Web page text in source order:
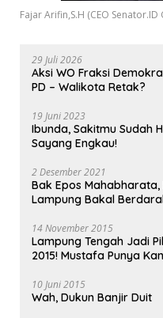
Fajar Arifin,S.H (CEO Senator.ID
29 Juli 2026
Aksi WO Fraksi
PD – Walikota Retak?
19 Juni 2023
Ibunda, Sakitmu Sudah
Sayang Engkau!
2 Desember 2021
Bak Epos
Lampung Bakal
14 November 2015
Lampung Tengah Jadi
2015! Mustafa Punya
10 Juni 2015
Wah, Dukun Banjir Duit